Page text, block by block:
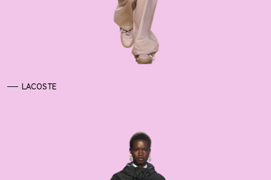
LACOSTE